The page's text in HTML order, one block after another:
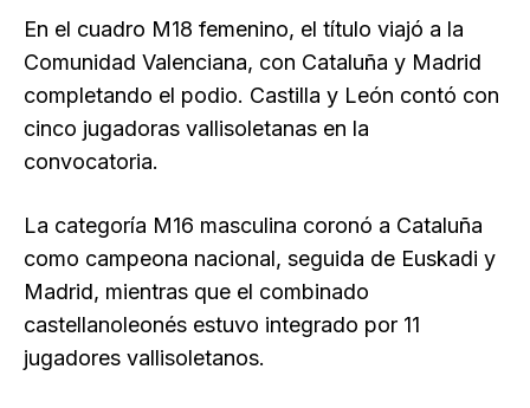
En el cuadro M18 femenino, el título viajó a la
Comunidad Valenciana, con Cataluña y Madrid
completando el podio. Castilla y León contó con
cinco jugadoras vallisoletanas en la
convocatoria.
La categoría M16 masculina coronó a Cataluña
como campeona nacional, seguida de Euskadi y
Madrid, mientras que el combinado
castellanoleonés estuvo integrado por 11
jugadores vallisoletanos.